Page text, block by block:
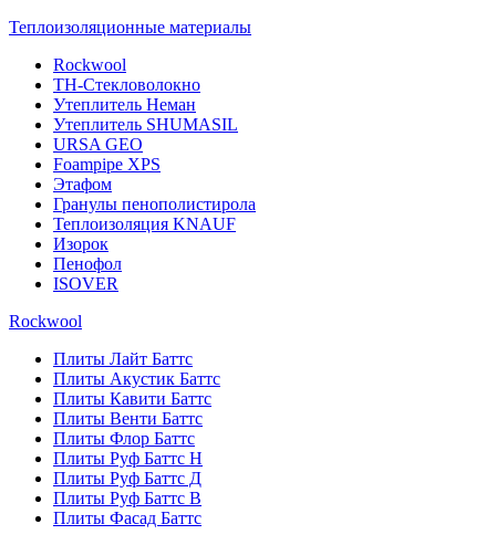
Теплоизоляционные материалы
Rockwool
ТН-Стекловолокно
Утеплитель Неман
Утеплитель SHUMASIL
URSA GEO
Foampipe XPS
Этафом
Гранулы пенополистирола
Теплоизоляция KNAUF
Изорок
Пенофол
ISOVER
Rockwool
Плиты Лайт Баттс
Плиты Акустик Баттс
Плиты Кавити Баттс
Плиты Венти Баттс
Плиты Флор Баттс
Плиты Руф Баттс Н
Плиты Руф Баттс Д
Плиты Руф Баттс В
Плиты Фасад Баттс